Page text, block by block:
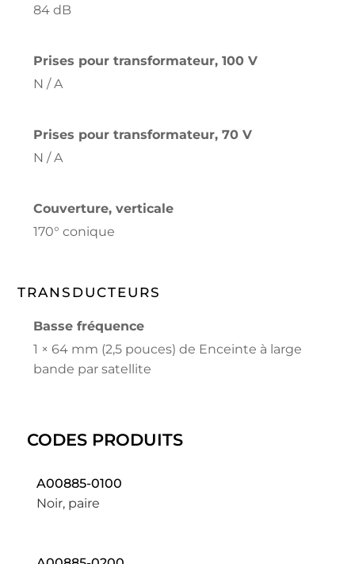
84 dB
Prises pour transformateur, 100 V
N / A
Prises pour transformateur, 70 V
N / A
Couverture, verticale
170° conique
TRANSDUCTEURS
Basse fréquence
1 × 64 mm (2,5 pouces) de Enceinte à large
bande par satellite
CODES PRODUITS
A00885-0100
Noir, paire